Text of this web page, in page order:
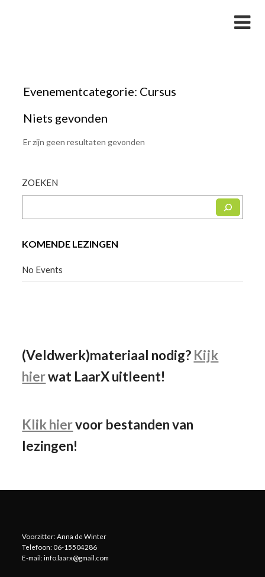
Evenementcategorie: Cursus
Niets gevonden
Er zijn geen resultaten gevonden
ZOEKEN
KOMENDE LEZINGEN
No Events
(Veldwerk)materiaal nodig? Kijk
hierwat LaarX uitleent!
Klik hiervoor bestanden van
lezingen!
Voorzitter: Anna de Winter
Telefoon: 06-15504286
E-mail: info.laarx@gmail.com